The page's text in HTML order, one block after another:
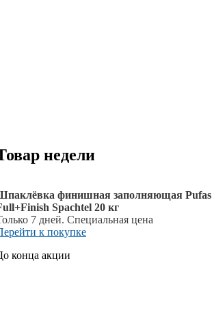
недели
финишная заполняющая Pufas
Spachtel 20 кг
7 дней. Специальная цена
к покупке
конца акции